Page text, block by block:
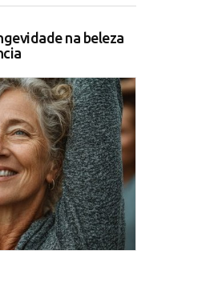
na beleza